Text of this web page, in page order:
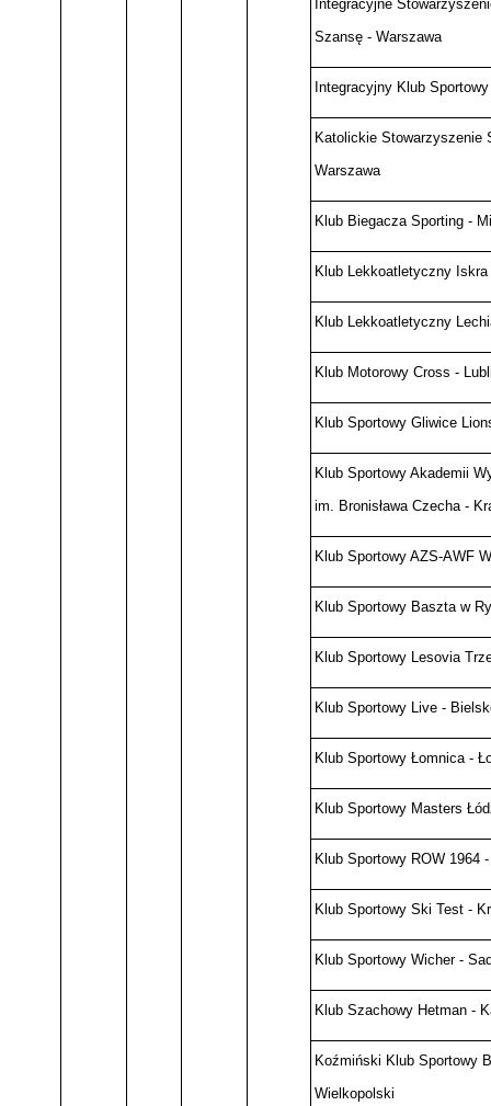
Integracyjne
Szansę - Warszawa
Integracyjny Klub
Katolickie Stowarzyszenie
Warszawa
Klub Biegacza Sporting -
Klub Lekkoatletyczny Iskra
Klub Lekkoatletyczny
Klub Motorowy Cross -
Klub Sportowy Gliwice
Klub Sportowy Akademii
im. Bronisława Czecha -
Klub Sportowy AZS-AWF
Klub Sportowy Baszta w
Klub Sportowy Lesovia
Klub Sportowy Live -
Klub Sportowy Łomnica -
Klub Sportowy Masters
Klub Sportowy ROW 1964
Klub Sportowy Ski Test -
Klub Sportowy Wicher -
Klub Szachowy Hetman -
Koźmiński Klub Sportowy
Wielkopolski